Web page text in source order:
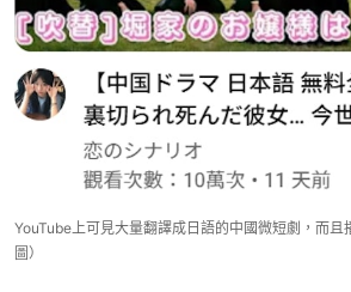
YouTube上可見大量翻譯成日語的中國微短劇，而且
圖）